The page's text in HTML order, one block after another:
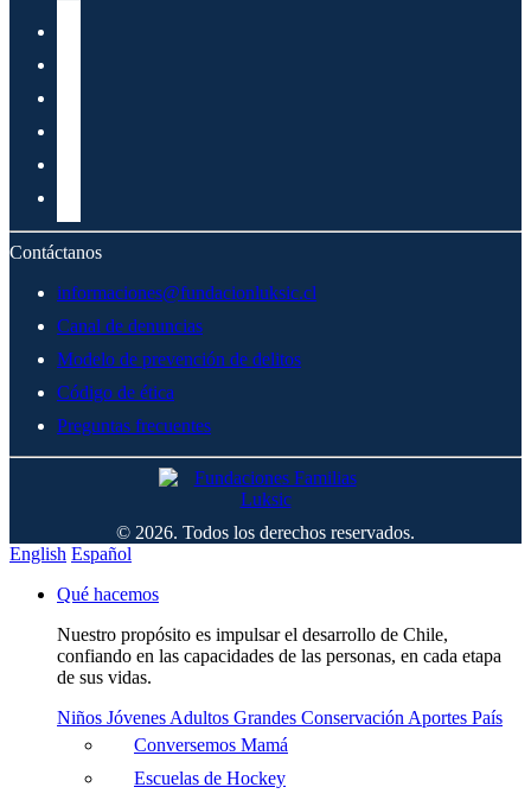
Contáctanos
informaciones@fundacionluksic.cl
Canal de denuncias
Modelo de prevención de delitos
Código de ética
Preguntas frecuentes
© 2026. Todos los derechos reservados.
English Español
Qué hacemos
Nuestro propósito es impulsar el desarrollo de Chile,
confiando en las capacidades de las personas, en cada etapa
de sus vidas.
Niños Jóvenes Adultos Grandes Conservación Aportes País
Conversemos Mamá
Escuelas de Hockey